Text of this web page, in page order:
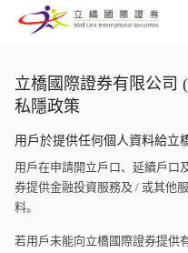
立橋國際證券有限公司
私隱政策
用戶於提供任何個人資料給立
用戶在申請開立戶口、延續戶口
券提供金融投資服務及 / 或其他
料。
若用戶未能向立橋國際證券提供